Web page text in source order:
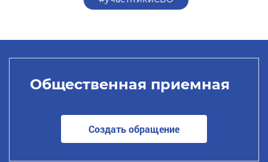
Общественная приемная
Создать обращение